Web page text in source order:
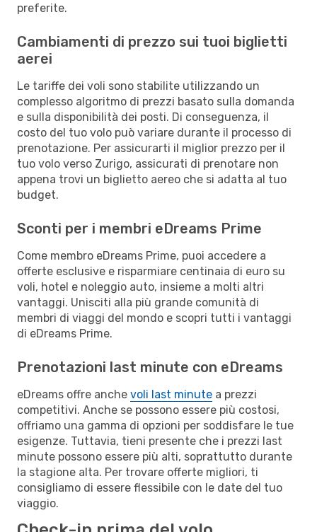
preferite.
Cambiamenti di prezzo sui tuoi biglietti
aerei
Le tariffe dei voli sono stabilite utilizzando un
complesso algoritmo di prezzi basato sulla domanda
e sulla disponibilità dei posti. Di conseguenza, il
costo del tuo volo può variare durante il processo di
prenotazione. Per assicurarti il miglior prezzo per il
tuo volo verso Zurigo, assicurati di prenotare non
appena trovi un biglietto aereo che si adatta al tuo
budget.
Sconti per i membri eDreams Prime
Come membro eDreams Prime, puoi accedere a
offerte esclusive e risparmiare centinaia di euro su
voli, hotel e noleggio auto, insieme a molti altri
vantaggi. Unisciti alla più grande comunità di
membri di viaggi del mondo e scopri tutti i vantaggi
di eDreams Prime.
Prenotazioni last minute con eDreams
eDreams offre anche voli last minute a prezzi
competitivi. Anche se possono essere più costosi,
offriamo una gamma di opzioni per soddisfare le tue
esigenze. Tuttavia, tieni presente che i prezzi last
minute possono essere più alti, soprattutto durante
la stagione alta. Per trovare offerte migliori, ti
consigliamo di essere flessibile con le date del tuo
viaggio.